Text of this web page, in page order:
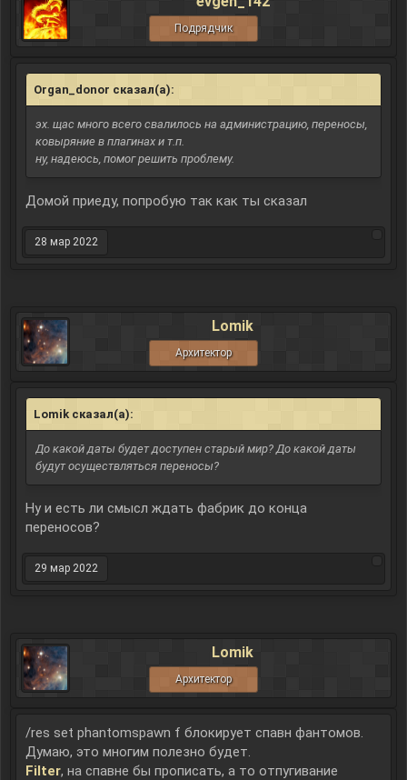
Подрядчик
Organ_donor сказал(а):
эх. щас много всего свалилось на администрацию, переносы,
ковыряние в плагинах и т.п.
ну, надеюсь, помог решить проблему.
Домой приеду, попробую так как ты сказал
28 мар 2022
Lomik
Архитектор
Lomik сказал(а):
До какой даты будет доступен старый мир? До какой даты
будут осуществляться переносы?
Ну и есть ли смысл ждать фабрик до конца
переносов?
29 мар 2022
Lomik
Архитектор
/res set phantomspawn f блокирует спавн фантомов.
Думаю, это многим полезно будет.
Filter, на спавне бы прописать, а то отпугивание